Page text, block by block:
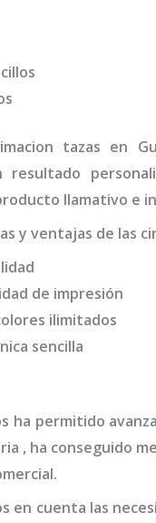
tazas en
resultado
llamativo e
y ventajas de las
de impresión
ilimitados
sencilla
ha permitido
, ha conseguido
en cuenta las